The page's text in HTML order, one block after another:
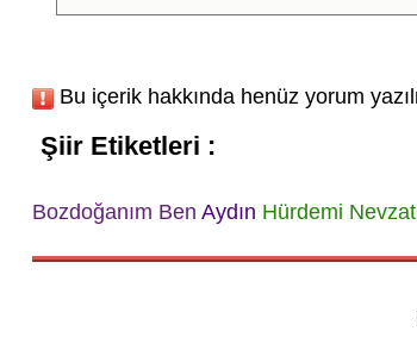
Bu içerik hakkında henüz yorum
Şiir Etiketleri :
Bozdoğanım Ben Aydın Hürdemi Nevzat